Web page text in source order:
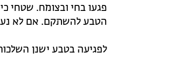
פגעו בחי ובצומח. שטחי
הטבע להשתקם. אם לא
לפגיעה בטבע ישנן